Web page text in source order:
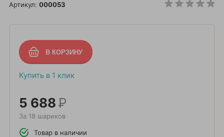
Артикул: 000053
Купить в 1 клик
5 688Р
За 18 шариков
Товар в наличии